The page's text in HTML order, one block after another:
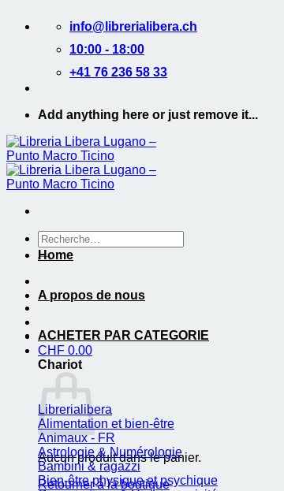
info@librerialibera.ch
10:00 - 18:00
+41 76 236 58 33
Add anything here or just remove it...
Recherche
de
:
CHF 0.00
Chariot
Aucun produit dans le panier.
Retourner à la boutique
Home
A propos de nous
ACHETER PAR CATEGORIE
Librerialibera
Alimentation et bien-être
Animaux - FR
Astrologie & Numérologie
Bambini & ragazzi
Bien-être physique et psychique